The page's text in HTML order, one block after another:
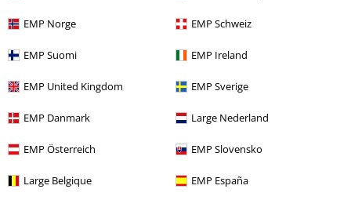
EMP Norge EMP Schweiz
EMP Suomi EMP Ireland
EMP United Kingdom EMP Sverige
EMP Danmark Large Nederland
EMP Österreich EMP Slovensko
Large Belgique EMP España
une ville souvent utilisée dans les séries et un endroit où la musique
américaine la plus européenne. Il n’est donc pas étonnant que ce soit la
irlandais aiment à peu près autant que les Celtes aiment la bière.